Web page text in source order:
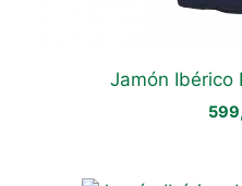
Jamón Ibérico